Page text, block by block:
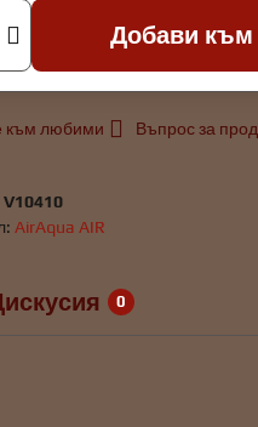
Добави
към любими Въпрос за
V10410
AirAqua AIR
0